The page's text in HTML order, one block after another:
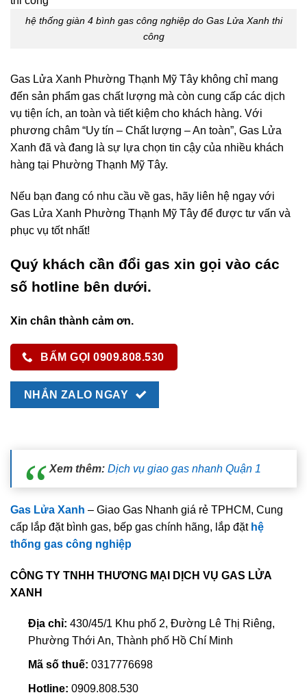
hệ thống giàn 4 bình gas công nghiệp do Gas Lửa Xanh thi
công
Gas Lửa Xanh Phường Thạnh Mỹ Tây không chỉ mang
đến sản phẩm gas chất lượng mà còn cung cấp các dịch
vụ tiện ích, an toàn và tiết kiệm cho khách hàng. Với
phương châm “Uy tín – Chất lượng – An toàn”, Gas Lửa
Xanh đã và đang là sự lựa chọn tin cậy của nhiều khách
hàng tại Phường Thạnh Mỹ Tây.
Nếu bạn đang có nhu cầu về gas, hãy liên hệ ngay với
Gas Lửa Xanh Phường Thạnh Mỹ Tây để được tư vấn và
phục vụ tốt nhất!
Quý khách cần đổi gas xin gọi vào các
số hotline bên dưới.
Xin chân thành cảm ơn.
BẤM GỌI 0909.808.530
NHẮN ZALO NGAY
Xem thêm: Dịch vụ giao gas nhanh Quận 1
Gas Lửa Xanh – Giao Gas Nhanh giá rẻ TPHCM, Cung
cấp lắp đặt bình gas, bếp gas chính hãng, lắp đặt hệ
thống gas công nghiệp
CÔNG TY TNHH THƯƠNG MẠI DỊCH VỤ GAS LỬA
XANH
Địa chỉ: 430/45/1 Khu phố 2, Đường Lê Thị Riêng,
Phường Thới An, Thành phố Hồ Chí Minh
Mã số thuế: 0317776698
Hotline: 0909.808.530